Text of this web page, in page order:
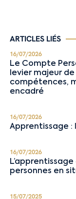
ARTICLES LIÉS
16/07/2026
Le Compte
levier majeur
compétences,
encadré
16/07/2026
Apprentissage :
16/07/2026
personnes en
15/07/2025